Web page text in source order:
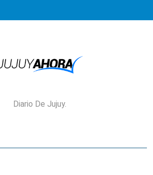
Jujuy Ahora!
Diario De Jujuy.